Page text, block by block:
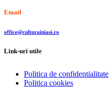
Email
office@culturainiasi.ro
Link-uri utile
Politica de confidentialitate
Politica cookies